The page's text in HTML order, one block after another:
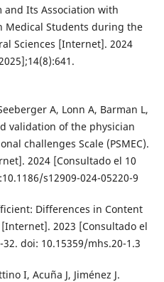
and Its Association with
Medical Students during the
Sciences [Internet]. 2024
A, Lonn A, Barman L,
validation of the physician
challenges Scale (PSMEC).
2024 [Consultado el 10
s12909-024-05220-9
Differences in Content
2023 [Consultado el
doi: 10.15359/mhs.20-1.3
I, Acuña J, Jiménez J.